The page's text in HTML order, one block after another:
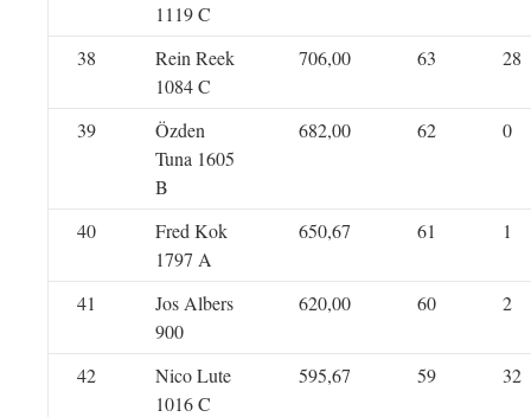
1119 C
38
Rein Reek
1084 C
706,00 63 28
39
Özden
Tuna 1605
B
682,00 62 0
40
Fred Kok
1797 A
650,67 61 1
41
Jos Albers
900
620,00 60 2
42
Nico Lute
1016 C
595,67 59 32